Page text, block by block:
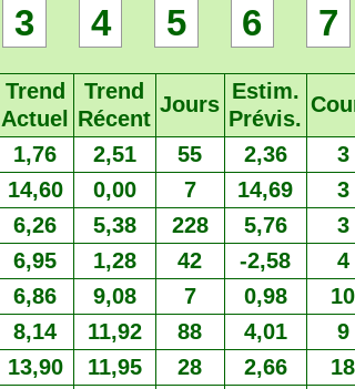
3 4 5 6 7
Trend
Actuel
Trend
Récent
Jours
Estim.
Prévis.
1,76 2,51 55 2,36 3
14,60 0,00 7 14,69 3
6,26 5,38 228 5,76 3
6,95 1,28 42 -2,58 4
6,86 9,08 7 0,98 10
8,14 11,92 88 4,01 9
13,90 11,95 28 2,66 18